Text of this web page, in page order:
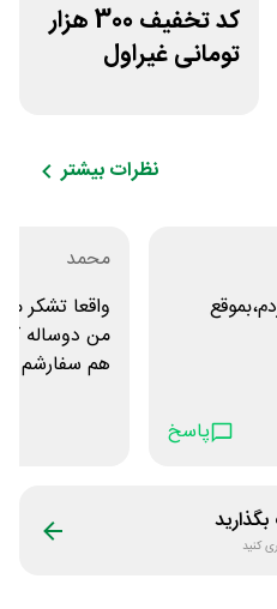
کد تخفیف 300 هزار
تومانی غیراول
نظرات بیشتر
پاسخ
محمد
واقعا تشکر
من دوساله
هم سفارشم
کنید